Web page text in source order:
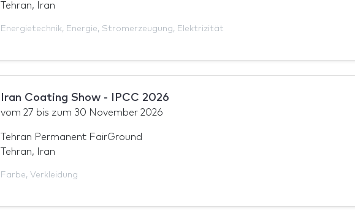
Tehran, Iran
Energietechnik, Energie, Stromerzeugung, Elektrizität
Iran Coating Show - IPCC 2026
vom 27 bis zum 30 November 2026
Tehran Permanent FairGround
Tehran, Iran
Farbe, Verkleidung